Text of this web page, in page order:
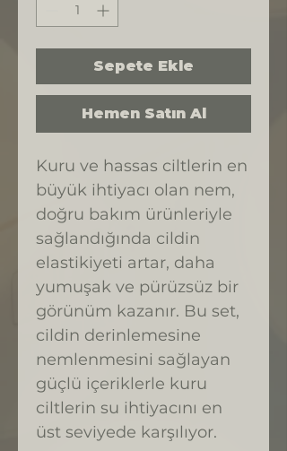
Sepete Ekle
Hemen Satın Al
Kuru ve hassas ciltlerin en
büyük ihtiyacı olan nem,
doğru bakım ürünleriyle
sağlandığında cildin
elastikiyeti artar, daha
yumuşak ve pürüzsüz bir
görünüm kazanır. Bu set,
cildin derinlemesine
nemlenmesini sağlayan
güçlü içeriklerle kuru
ciltlerin su ihtiyacını en
üst seviyede karşılıyor.